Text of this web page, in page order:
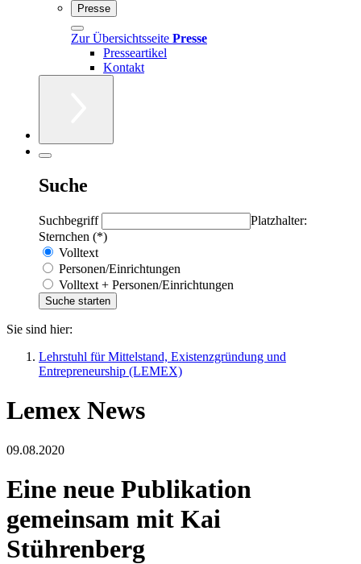
Presse
Zur Übersichtsseite Presse
Presseartikel
Kontakt
Suche
Suchbegriff
Platzhalter:
Sternchen (*)
Volltext
Personen/Einrichtungen
Volltext + Personen/Einrichtungen
Sie sind hier:
Lehrstuhl für Mittelstand, Existenzgründung und
Entrepreneurship (LEMEX)
Lemex News
09.08.2020
Eine neue Publikation
gemeinsam mit Kai
Stührenberg